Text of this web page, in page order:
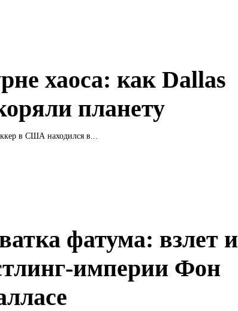
хаоса: как Dallas
планету
в США находился в...
фатума: взлет и
империи Фон